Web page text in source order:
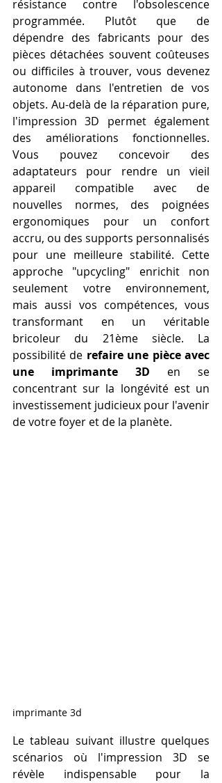
résistance contre l'obsolescence
programmée. Plutôt que de
dépendre des fabricants pour des
pièces détachées souvent coûteuses
ou difficiles à trouver, vous devenez
autonome dans l'entretien de vos
objets. Au-delà de la réparation pure,
l'impression 3D permet également
des améliorations fonctionnelles.
Vous pouvez concevoir des
adaptateurs pour rendre un vieil
appareil compatible avec de
nouvelles normes, des poignées
ergonomiques pour un confort
accru, ou des supports personnalisés
pour une meilleure stabilité. Cette
approche "upcycling" enrichit non
seulement votre environnement,
mais aussi vos compétences, vous
transformant en un véritable
bricoleur du 21ème siècle. La
possibilité de refaire une pièce avec
une imprimante 3D en se
concentrant sur la longévité est un
investissement judicieux pour l'avenir
de votre foyer et de la planète.
imprimante 3d
Le tableau suivant illustre quelques
scénarios où l'impression 3D se
révèle indispensable pour la